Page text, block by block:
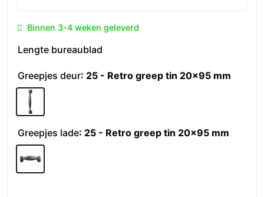
Binnen 3-4 weken geleverd
Lengte bureaublad
Greepjes deur: 25 - Retro greep tin 20x95 mm
Greepjes lade: 25 - Retro greep tin 20x95 mm